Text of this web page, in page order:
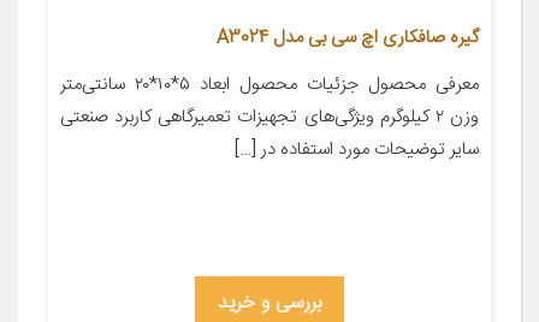
گیره صافکاری اچ سی بی مدل A3024
معرفی محصول جزئیات محصول ابعاد ۵*۱۰*۲۰ سانتی‌متر
وزن ۲ کیلوگرم ویژگی‌های تجهیزات تعمیرگاهی کاربرد صنعتی
سایر توضیحات مورد استفاده در […]
بررسی و خرید